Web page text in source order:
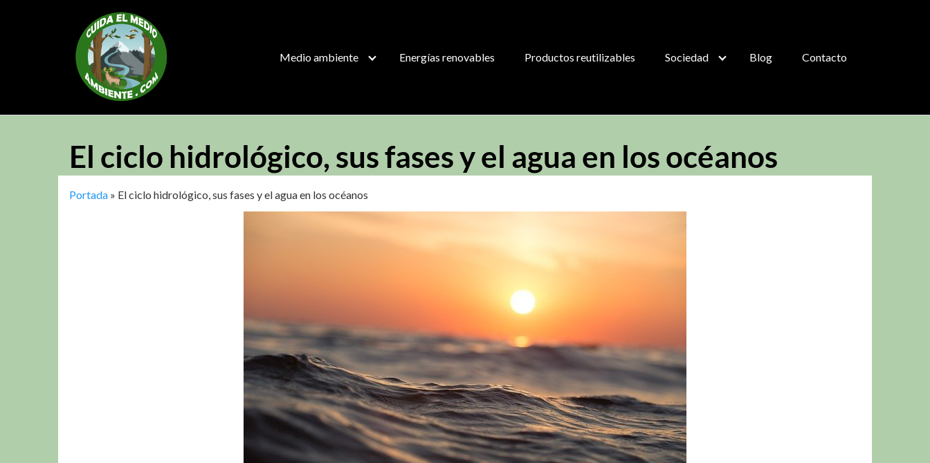
Medio ambiente
Energías renovables Productos reutilizables Sociedad Blog Contacto
El ciclo hidrológico, sus fases y el agua en los océanos
Portada » El ciclo hidrológico, sus fases y el agua en los océanos